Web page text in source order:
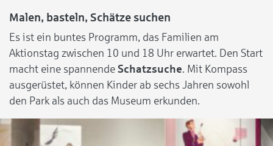
Malen, basteln, Schätze suchen
Es ist ein buntes Programm, das Familien am
Aktionstag zwischen 10 und 18 Uhr erwartet. Den Start
macht eine spannende Schatzsuche. Mit Kompass
ausgerüstet, können Kinder ab sechs Jahren sowohl
den Park als auch das Museum erkunden.